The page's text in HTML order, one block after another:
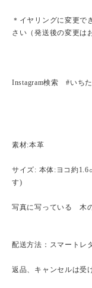
＊イヤリングに変更
さい（発送後の変更は
Instagram検索 #いち
素材:本革
サイズ: 本体:ヨコ約1.6
す)
写真に写っている 木
配送方法：スマートレ
返品、キャンセルは受